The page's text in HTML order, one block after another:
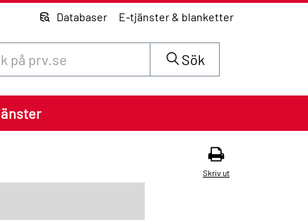
Databaser E-tjänster & blanketter
Sök
Skriv ut